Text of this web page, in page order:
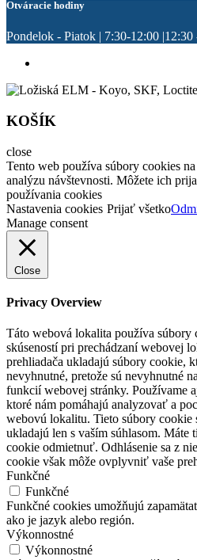
Otváracie hodiny
Pondelok - Piatok | 7:30-12:00 |12:30
KOŠÍK
close
Tento web používa súbory cookies
analýzu návštevnosti. Môžete ich
používania cookies
Nastavenia cookies Prijať všetko
Manage consent
Close
Privacy Overview
Táto webová lokalita používa súbory
skúseností pri prechádzaní webovej
prehliadača ukladajú súbory cookie,
nevyhnutné, pretože sú nevyhnutné
funkcií webovej stránky. Používame
ktoré nám pomáhajú analyzovať a
webovú lokalitu. Tieto súbory cookie
ukladajú len s vaším súhlasom. Máte
cookie odmietnuť. Odhlásenie sa z
cookie však môže ovplyvniť vaše
Funkčné
Funkčné
Funkčné cookies umožňujú
ako je jazyk alebo región.
Výkonnostné
Výkonnostné